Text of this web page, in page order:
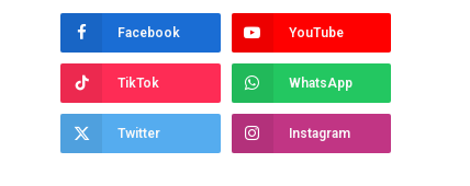
Facebook YouTube
TikTok WhatsApp
Twitter Instagram